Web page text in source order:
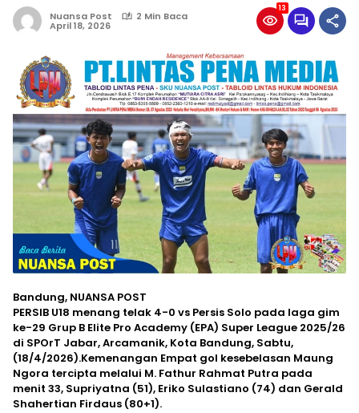
Nuansa Post 2 Min Baca
April 18, 2026
13
Bandung, NUANSA POST
PERSIB U18 menang telak 4-0 vs Persis Solo pada laga gim
ke-29 Grup B Elite Pro Academy (EPA) Super League 2025/26
di SPOrT Jabar, Arcamanik, Kota Bandung, Sabtu,
(18/4/2026).Kemenangan Empat gol kesebelasan Maung
Ngora tercipta melalui M. Fathur Rahmat Putra pada
menit 33, Supriyatna (51), Eriko Sulastiano (74) dan Gerald
Shahertian Firdaus (80+1).